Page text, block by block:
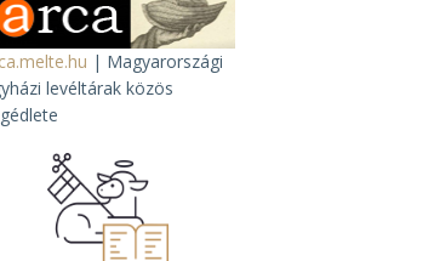
| Magyarországi
levéltárak közös